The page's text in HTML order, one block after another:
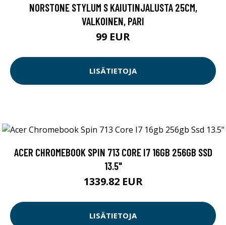
NORSTONE STYLUM S KAIUTINJALUSTA 25CM,
VALKOINEN, PARI
99 EUR
LISÄTIETOJA
ACER CHROMEBOOK SPIN 713 CORE I7 16GB 256GB SSD
13.5"
1339.82 EUR
LISÄTIETOJA